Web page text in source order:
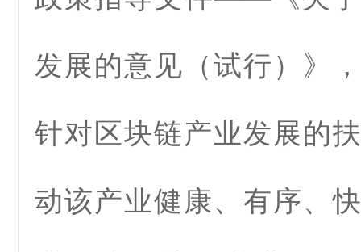
发展的意见（试行）》
针对区块链产业发展的
动该产业健康、有序、